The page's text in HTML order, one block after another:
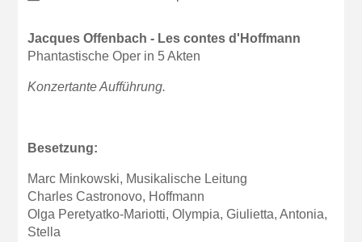
Jacques Offenbach - Les contes d'Hoffmann
Phantastische Oper in 5 Akten
Konzertante Aufführung.
Besetzung:
Marc Minkowski, Musikalische Leitung
Charles Castronovo, Hoffmann
Olga Peretyatko-Mariotti, Olympia, Giulietta, Antonia,
Stella